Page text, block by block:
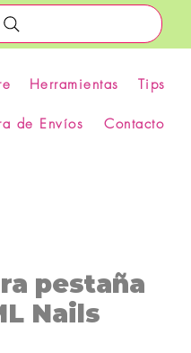
Herramientas Tips
de Envíos Contacto
pestaña
Nails